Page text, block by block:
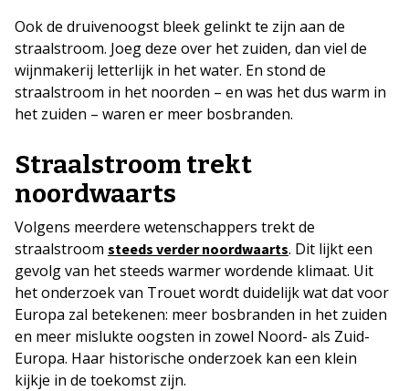
Ook de druivenoogst bleek gelinkt te zijn aan de
straalstroom. Joeg deze over het zuiden, dan viel de
wijnmakerij letterlijk in het water. En stond de
straalstroom in het noorden – en was het dus warm in
het zuiden – waren er meer bosbranden.
Straalstroom trekt
noordwaarts
Volgens meerdere wetenschappers trekt de
straalstroom steeds verder noordwaarts. Dit lijkt een
gevolg van het steeds warmer wordende klimaat. Uit
het onderzoek van Trouet wordt duidelijk wat dat voor
Europa zal betekenen: meer bosbranden in het zuiden
en meer mislukte oogsten in zowel Noord- als Zuid-
Europa. Haar historische onderzoek kan een klein
kijkje in de toekomst zijn.